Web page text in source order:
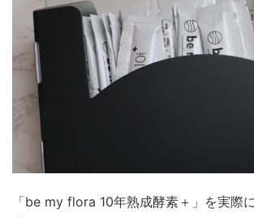
「be my flora 10年熟成酵素＋」を実際